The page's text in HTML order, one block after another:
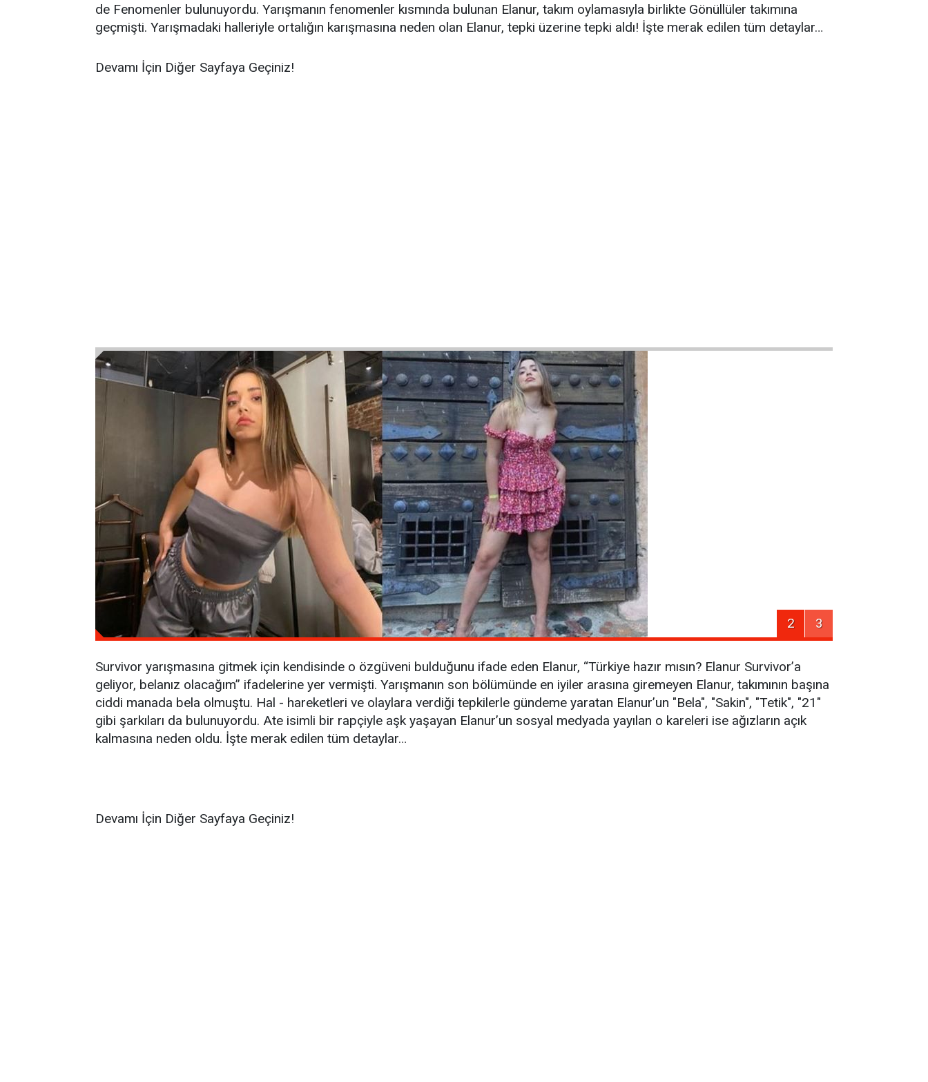
de Fenomenler bulunuyordu. Yarışmanın fenomenler kısmında bulunan Elanur, takım oylamasıyla birlikte Gönüllüler takımına
geçmişti. Yarışmadaki halleriyle ortalığın karışmasına neden olan Elanur, tepki üzerine tepki aldı! İşte merak edilen tüm detaylar…
Devamı İçin Diğer Sayfaya Geçiniz!
2 3
Survivor yarışmasına gitmek için kendisinde o özgüveni bulduğunu ifade eden Elanur, “Türkiye hazır mısın? Elanur Survivor’a
geliyor, belanız olacağım” ifadelerine yer vermişti. Yarışmanın son bölümünde en iyiler arasına giremeyen Elanur, takımının başına
ciddi manada bela olmuştu. Hal - hareketleri ve olaylara verdiği tepkilerle gündeme yaratan Elanur’un "Bela", "Sakin", "Tetik", "21"
gibi şarkıları da bulunuyordu. Ate isimli bir rapçiyle aşk yaşayan Elanur’un sosyal medyada yayılan o kareleri ise ağızların açık
kalmasına neden oldu. İşte merak edilen tüm detaylar…
Devamı İçin Diğer Sayfaya Geçiniz!